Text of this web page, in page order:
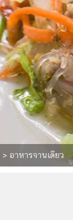
> อาหารจานเดียว